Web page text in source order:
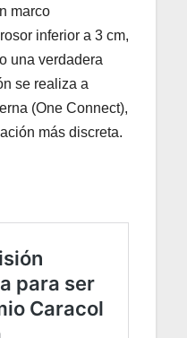
marco
inferior a 3 cm,
una verdadera
se realiza a
(One Connect),
más discreta.